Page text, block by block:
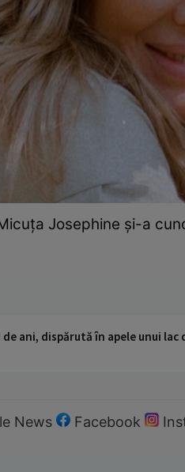
Josephine și-a
ani, dispărută în apele unui
News Facebook